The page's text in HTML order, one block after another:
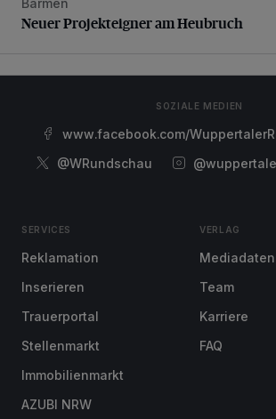
Neuer Projekteigner am Heubruch
Barmen
Neuer Projekteigner am Heubruch
SOZIALE MEDIEN
www.facebook.com/
@WRundschau
SERVICES
Reklamation
Inserieren
Trauerportal
Stellenmarkt
Immobilienmarkt
AZUBI NRW
VERLAG
Mediadaten
Team
Karriere
FAQ